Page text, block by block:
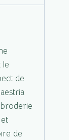
le
de
de